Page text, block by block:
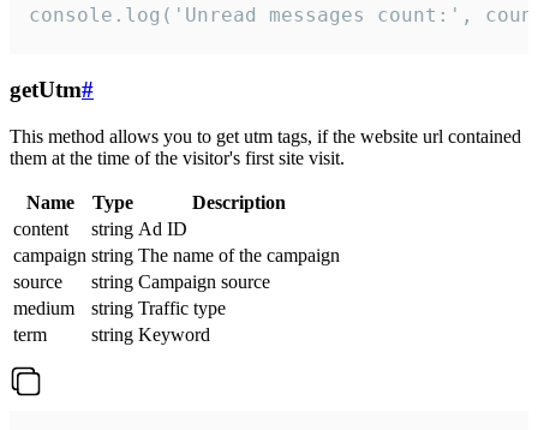
console.log('Unread messages count:',
getUtm#
This method allows you to get utm tags, if the website url contained
them at the time of the visitor's first site visit.
Name Type
Description
content
string Ad ID
campaign string The name of the campaign
source
string Campaign source
medium
string Traffic type
term
string Keyword